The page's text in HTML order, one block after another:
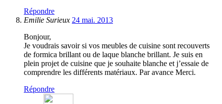
Répondre
Emilie Surieux 24 mai. 2013
Bonjour,
Je voudrais savoir si vos meubles de cuisine sont recouverts
de formica brillant ou de laque blanche brillant. Je suis en
plein projet de cuisine que je souhaite blanche et j’essaie de
comprendre les différents matériaux. Par avance Merci.
Répondre